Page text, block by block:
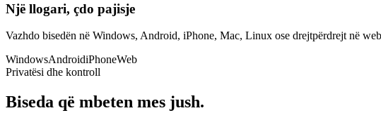
Një llogari, çdo pajisje
Vazhdo bisedën në Windows, Android, iPhone, Mac, Linux ose drejtpërdrejt në
WindowsAndroidiPhoneWeb
Privatësi dhe kontroll
Biseda që mbeten mes jush.